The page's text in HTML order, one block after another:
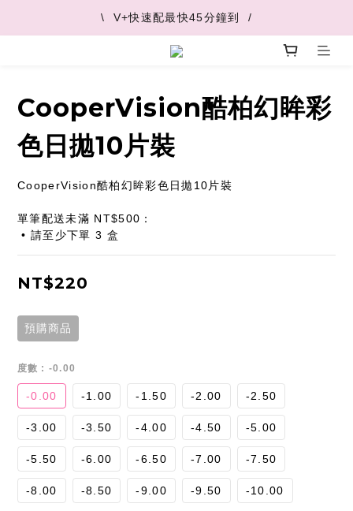
\  V+快速配最快45分鐘到  /
\  V+快速配最快45分鐘到  /
\  推薦好友 領取購物金  /
CooperVision酷柏幻眸彩
色日拋10片裝
CooperVision酷柏幻眸彩色日拋10片裝
單筆配送未滿 NT$500：
• 請至少下單 3 盒
NT$220
預購商品
度數 : -0.00
-0.00 -1.00 -1.50 -2.00 -2.50
-3.00 -3.50 -4.00 -4.50 -5.00
-5.50 -6.00 -6.50 -7.00 -7.50
-8.00 -8.50 -9.00 -9.50 -10.00